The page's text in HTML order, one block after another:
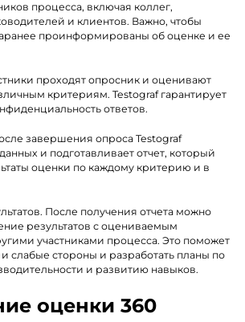
процесса, включая коллег,
и клиентов. Важно, чтобы
проинформированы об оценке и ее
проходят опросник и оценивают
критериям. Testograf гарантирует
ответов.
завершения опроса Testograf
и подготавливает отчет, который
оценки по каждому критерию и в
После получения отчета можно
результатов с оцениваемым
участниками процесса. Это поможет
слабые стороны и разработать планы по
и развитию навыков.
оценки 360